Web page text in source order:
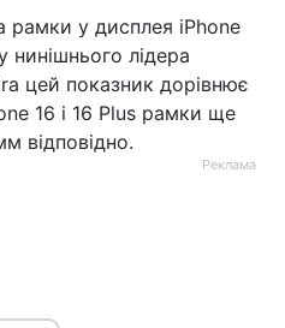
рамки у дисплея iPhone
нинішнього лідера
цей показник дорівнює
16 і 16 Plus рамки ще
відповідно.
Реклама